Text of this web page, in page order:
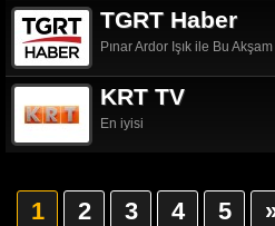
TGRT Haber
Pınar Ardor Işık ile Bu Akşam
KRT TV
En iyisi
1 2 3 4 5